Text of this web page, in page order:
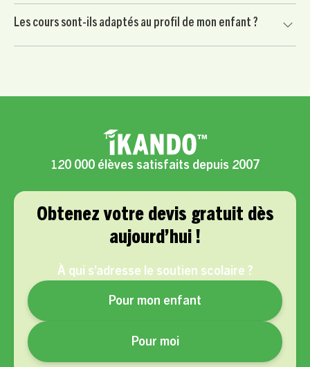
conditions applicables.
engagement. Vous continuez uniquement si le professeur
convient à votre enfant et si l’accompagnement vous
Les cours sont-ils adaptés au profil de mon enfant ?
120 000 élèves satisfaits depuis 2007
Obtenez votre devis gratuit dès
aujourd’hui !
À qui s’adresse le soutien scolaire ?
Pour mon enfant
Pour moi